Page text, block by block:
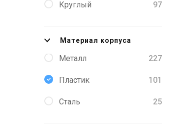
Круглый 97
Материал корпуса
Металл 227
Пластик 101
Сталь 25